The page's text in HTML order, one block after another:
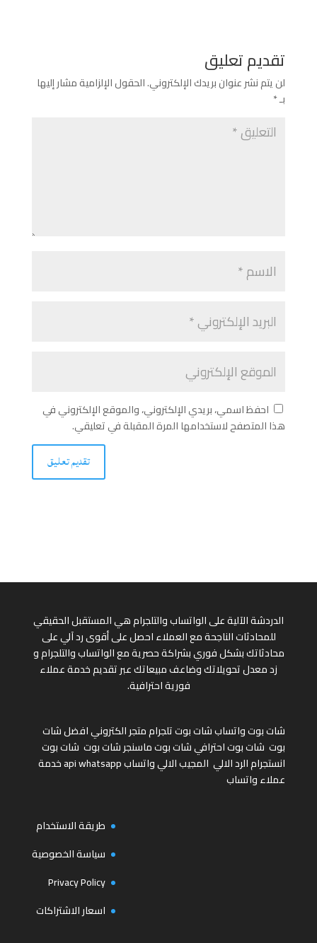
تقديم تعليق
لن يتم نشر عنوان بريدك الإلكتروني.الحقول الإلزامية مشار إليها
بـ*
احفظ اسمي، بريدي الإلكتروني، والموقع الإلكتروني في
هذا المتصفح لاستخدامها المرة المقبلة في تعليقي.
الدردشة الآلية على الواتساب والتلجرام هي المستقبل الحقيقي
للمحادثات الناجحة مع العملاء احصل على أقوى رد آلي على
محادثاتك بشكل فوري بشراكة حصرية مع الواتساب والتلجرام و
زد معدل تحويلاتك وضاعف مبيعاتك عبر تقديم خدمة عملاء
فورية احترافية.
شات بوت واتسابشات بوت تلجراممتجر الكترونيافضل شات
بوت شات بوت احترافيشات بوت ماسنجرشات بوت شات بوت
انستجرامالرد الالي المجيب الالي واتسابapi whatsappخدمة
عملاء واتساب
طريقة الاستخدام
سياسة الخصوصية
Privacy Policy
اسعار الاشتراكات